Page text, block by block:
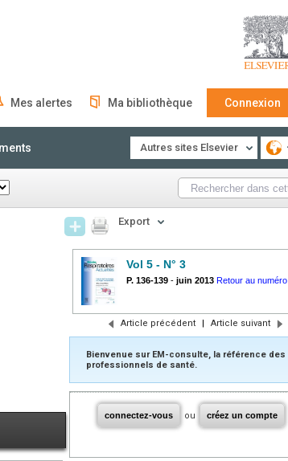
Mes alertes Ma bibliothèque Connexion
Autres sites Elsevier
Export
Vol 5 - N° 3
P. 136-139 - juin 2013 Retour au numéro
Article précédent | Article suivant
Bienvenue sur EM-consulte, la référence des
professionnels de santé.
connectez-vous ou créez un compte